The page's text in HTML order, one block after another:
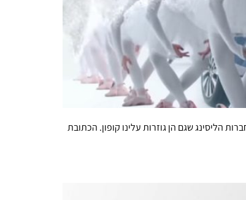
הליסינג שגם הן גוזרות עלינו קופון. הכתובת